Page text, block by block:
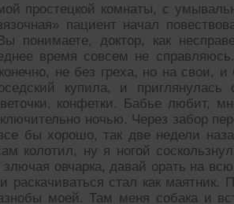
простецкой комнаты, с
пациент начал
понимаете, доктор, как
время совсем не
не без греха, но на свои,
купила, и
конфетки. Бабье любит,
ночью. Через забор
бы хорошо, так две недели
колотил, ну я ногой
злючая овчарка, давай орать на
раскачиваться стал как
моей. Там меня собака и